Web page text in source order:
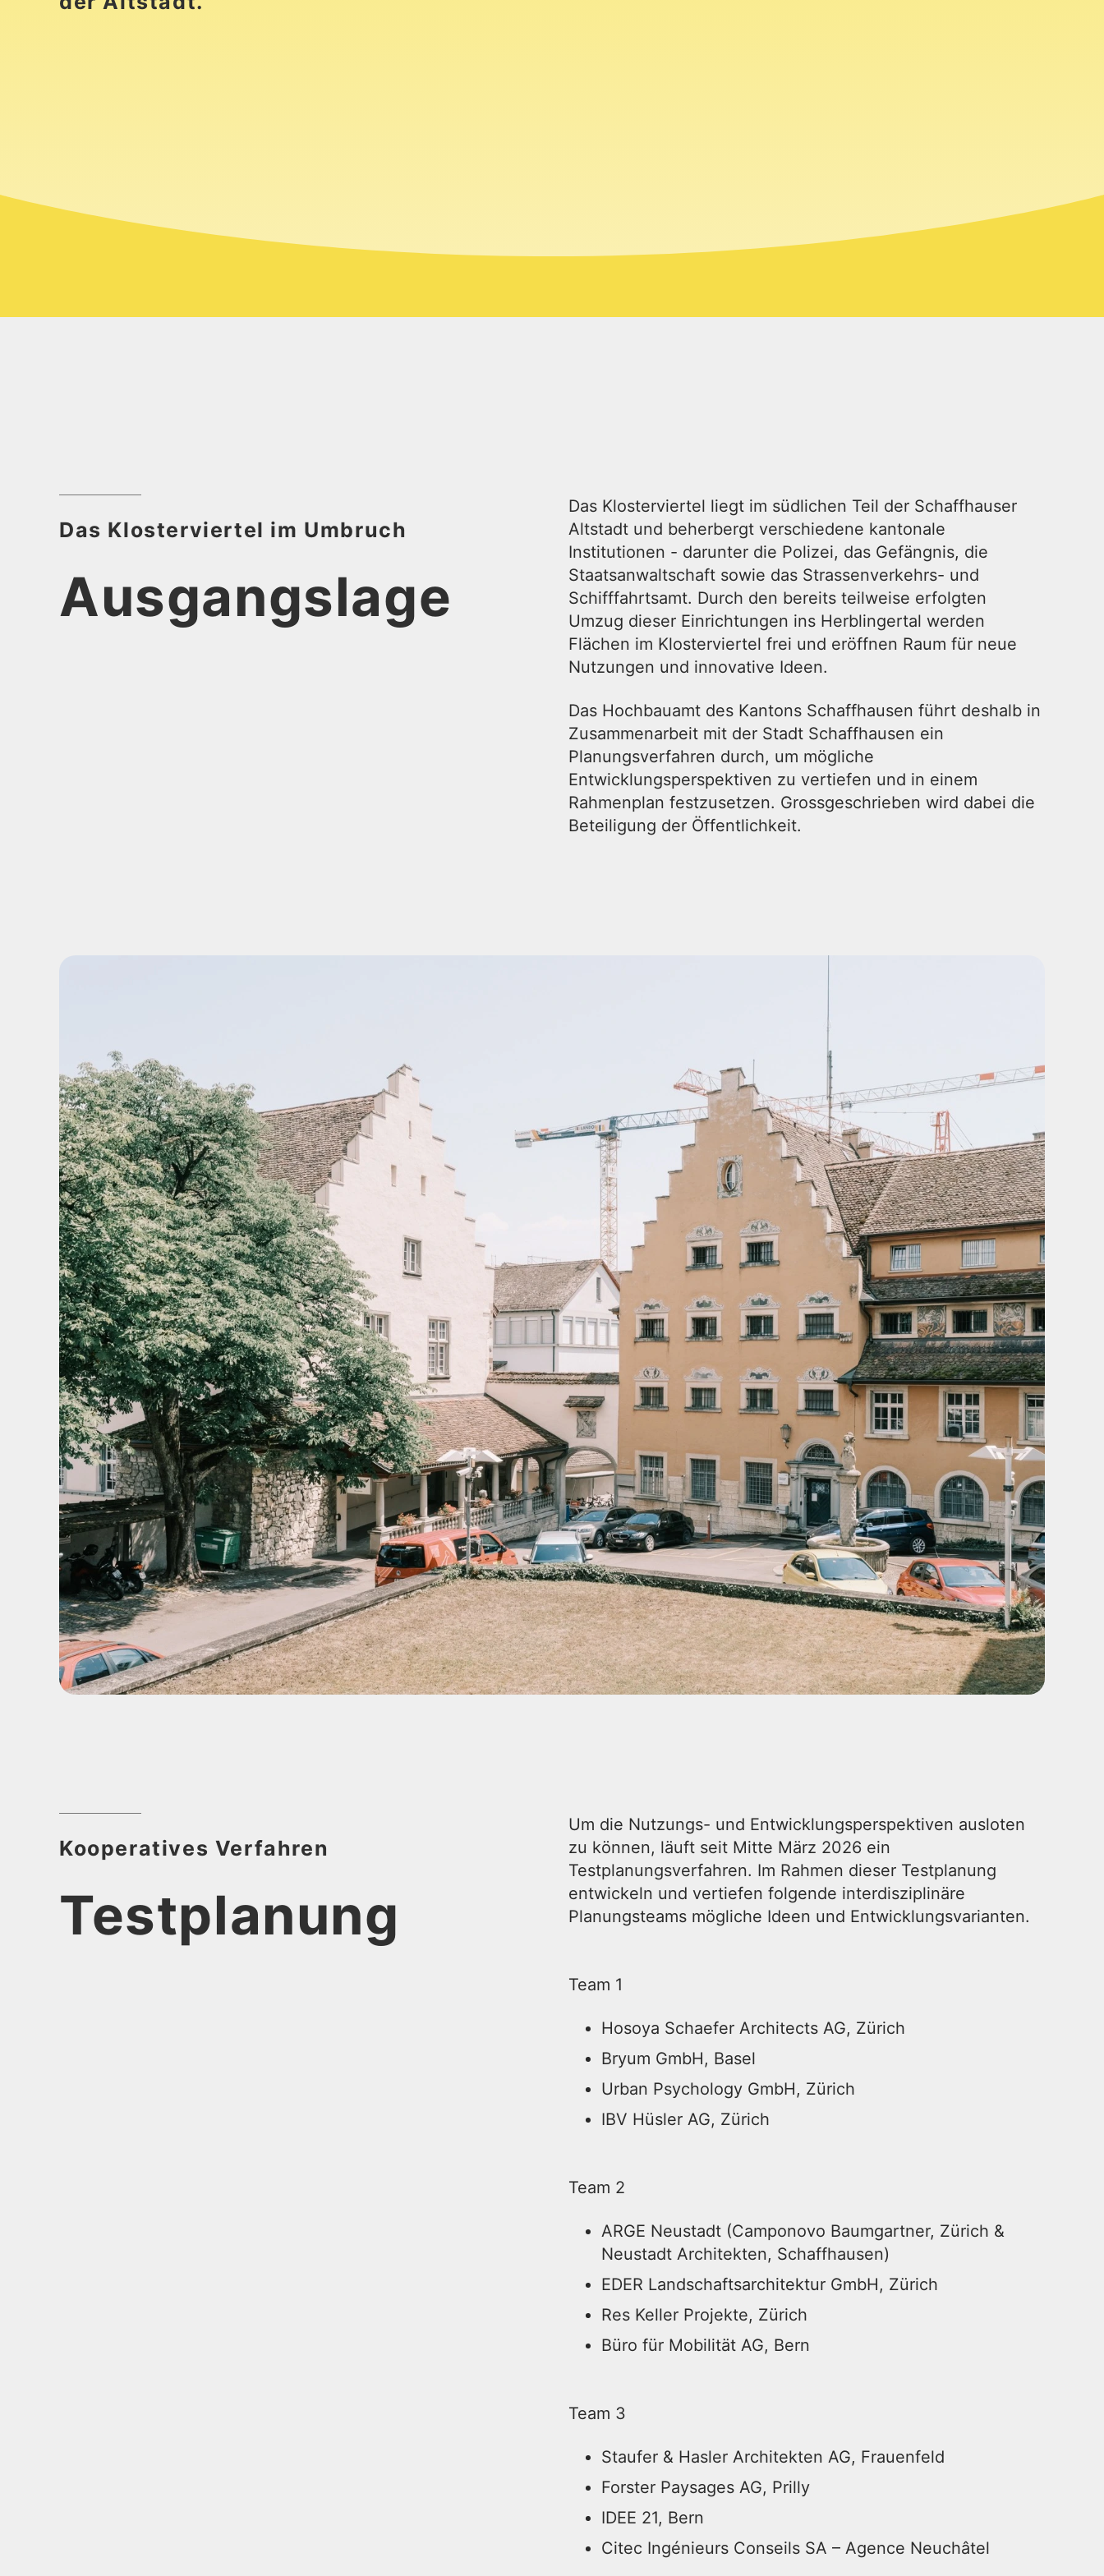
Das Klosterviertel im Umbruch
Ausgangslage
Das Klosterviertel liegt im südlichen Teil der Schaffhauser
Altstadt und beherbergt verschiedene kantonale
Institutionen - darunter die Polizei, das Gefängnis, die
Staatsanwaltschaft sowie das Strassenverkehrs- und
Schifffahrtsamt. Durch den bereits teilweise erfolgten
Umzug dieser Einrichtungen ins Herblingertal werden
Flächen im Klosterviertel frei und eröffnen Raum für neue
Nutzungen und innovative Ideen.
Das Hochbauamt des Kantons Schaffhausen führt deshalb in
Zusammenarbeit mit der Stadt Schaffhausen ein
Planungsverfahren durch, um mögliche
Entwicklungsperspektiven zu vertiefen und in einem
Rahmenplan festzusetzen. Grossgeschrieben wird dabei die
Beteiligung der Öffentlichkeit.
Kooperatives Verfahren
Testplanung
Um die Nutzungs- und Entwicklungsperspektiven ausloten
zu können, läuft seit Mitte März 2026 ein
Testplanungsverfahren. Im Rahmen dieser Testplanung
entwickeln und vertiefen folgende interdisziplinäre
Planungsteams mögliche Ideen und Entwicklungsvarianten.
Team 1
Hosoya Schaefer Architects AG, Zürich
Bryum GmbH, Basel
Urban Psychology GmbH, Zürich
IBV Hüsler AG, Zürich
Team 2
ARGE Neustadt (Camponovo Baumgartner, Zürich &
Neustadt Architekten, Schaffhausen)
EDER Landschaftsarchitektur GmbH, Zürich
Res Keller Projekte, Zürich
Büro für Mobilität AG, Bern
Team 3
Staufer & Hasler Architekten AG, Frauenfeld
Forster Paysages AG, Prilly
IDEE 21, Bern
Citec Ingénieurs Conseils SA – Agence Neuchâtel